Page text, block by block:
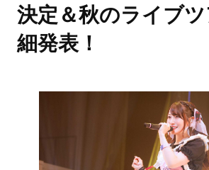
決定＆秋のライブ
細発表！